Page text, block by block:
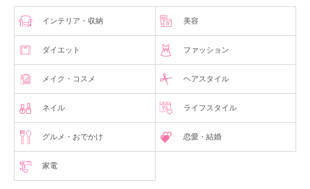
インテリア・収納 美容
ダイエット ファッション
メイク・コスメ ヘアスタイル
ネイル ライフスタイル
グルメ・おでかけ 恋愛・結婚
家電